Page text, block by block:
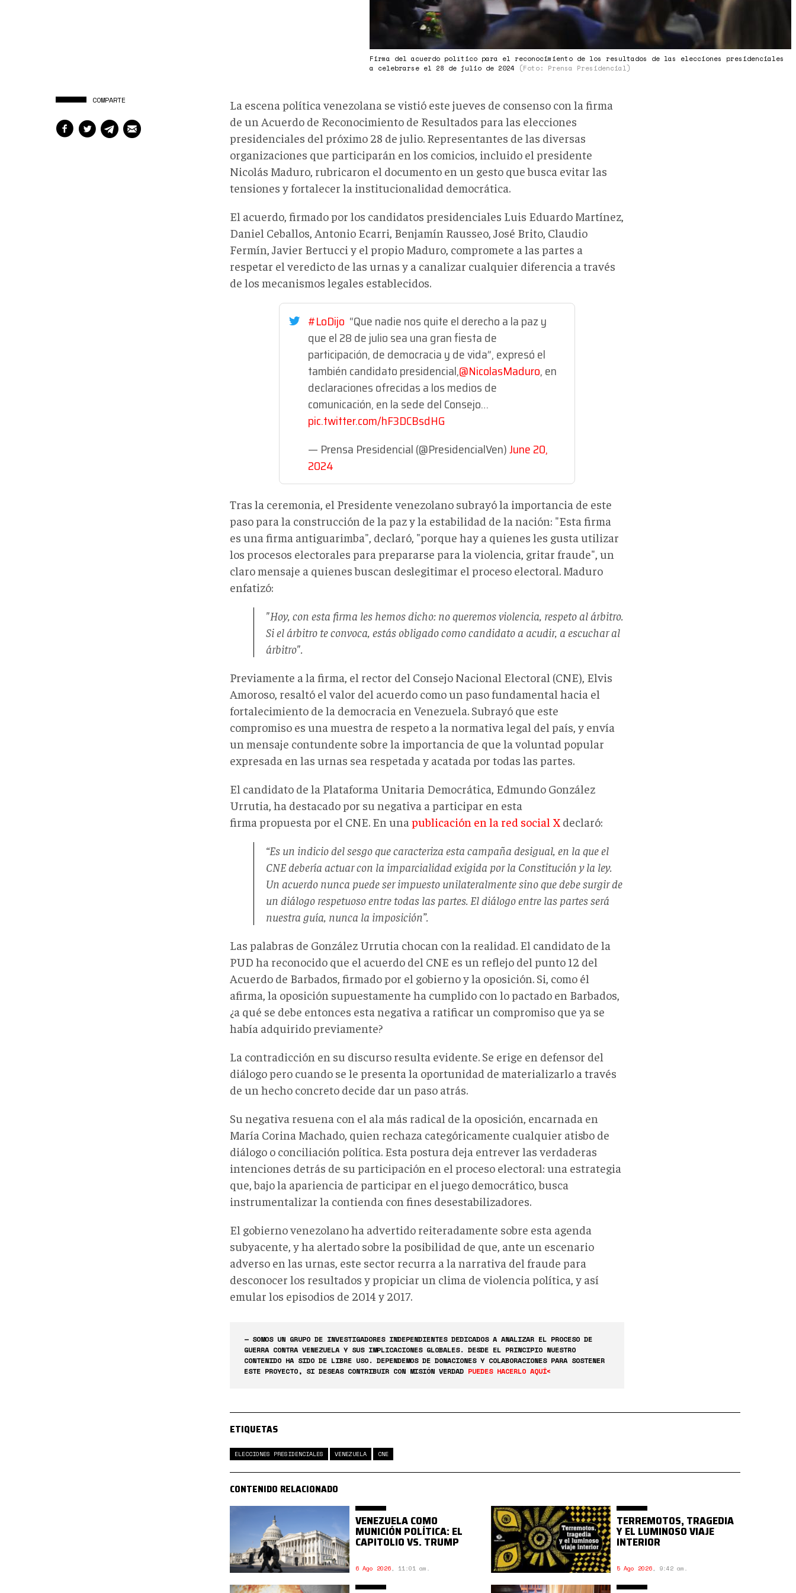
Firma del acuerdo político para el reconocimiento de los resultados de las elecciones presidenciales
a celebrarse el 28 de julio de 2024 (Foto: Prensa Presidencial)
COMPARTE
La escena política venezolana se vistió este jueves de consenso con la firma
de un Acuerdo de Reconocimiento de Resultados para las elecciones
presidenciales del próximo 28 de julio. Representantes de las diversas
organizaciones que participarán en los comicios, incluido el presidente
Nicolás Maduro, rubricaron el documento en un gesto que busca evitar las
tensiones y fortalecer la institucionalidad democrática.
El acuerdo, firmado por los candidatos presidenciales Luis Eduardo Martínez,
Daniel Ceballos, Antonio Ecarri, Benjamín Rausseo, José Brito, Claudio
Fermín, Javier Bertucci y el propio Maduro, compromete a las partes a
respetar el veredicto de las urnas y a canalizar cualquier diferencia a través
de los mecanismos legales establecidos.
#LoDijo “Que nadie nos quite el derecho a la paz y
que el 28 de julio sea una gran fiesta de
participación, de democracia y de vida”, expresó el
también candidato presidencial,@NicolasMaduro, en
declaraciones ofrecidas a los medios de
comunicación, en la sede del Consejo…
pic.twitter.com/hF3DCBsdHG
— Prensa Presidencial (@PresidencialVen)June 20,
2024
Tras la ceremonia, el Presidente venezolano subrayó la importancia de este
paso para la construcción de la paz y la estabilidad de la nación: "Esta firma
es una firma antiguarimba", declaró, "porque hay a quienes les gusta utilizar
los procesos electorales para prepararse para la violencia, gritar fraude", un
claro mensaje a quienes buscan deslegitimar el proceso electoral. Maduro
enfatizó:
"Hoy, con esta firma les hemos dicho: no queremos violencia, respeto al árbitro.
Si el árbitro te convoca, estás obligado como candidato a acudir, a escuchar al
árbitro".
Previamente a la firma, el rector del Consejo Nacional Electoral (CNE), Elvis
Amoroso, resaltó el valor del acuerdo como un paso fundamental hacia el
fortalecimiento de la democracia en Venezuela. Subrayó que este
compromiso es una muestra de respeto a la normativa legal del país, y envía
un mensaje contundente sobre la importancia de que la voluntad popular
expresada en las urnas sea respetada y acatada por todas las partes.
El candidato de la Plataforma Unitaria Democrática, Edmundo González
Urrutia, ha destacado por su negativa a participar en esta
firma propuesta por el CNE. En una publicación en la red social X declaró:
“Es un indicio del sesgo que caracteriza esta campaña desigual, en la que el
CNE debería actuar con la imparcialidad exigida por la Constitución y la ley.
Un acuerdo nunca puede ser impuesto unilateralmente sino que debe surgir de
un diálogo respetuoso entre todas las partes. El diálogo entre las partes será
nuestra guía, nunca la imposición”.
Las palabras de González Urrutia chocan con la realidad. El candidato de la
PUD ha reconocido que el acuerdo del CNE es un reflejo del punto 12 del
Acuerdo de Barbados, firmado por el gobierno y la oposición. Si, como él
afirma, la oposición supuestamente ha cumplido con lo pactado en Barbados,
¿a qué se debe entonces esta negativa a ratificar un compromiso que ya se
había adquirido previamente?
La contradicción en su discurso resulta evidente. Se erige en defensor del
diálogo pero cuando se le presenta la oportunidad de materializarlo a través
de un hecho concreto decide dar un paso atrás.
Su negativa resuena con el ala más radical de la oposición, encarnada en
María Corina Machado, quien rechaza categóricamente cualquier atisbo de
diálogo o conciliación política. Esta postura deja entrever las verdaderas
intenciones detrás de su participación en el proceso electoral: una estrategia
que, bajo la apariencia de participar en el juego democrático, busca
instrumentalizar la contienda con fines desestabilizadores.
El gobierno venezolano ha advertido reiteradamente sobre esta agenda
subyacente, y ha alertado sobre la posibilidad de que, ante un escenario
adverso en las urnas, este sector recurra a la narrativa del fraude para
desconocer los resultados y propiciar un clima de violencia política, y así
emular los episodios de 2014 y 2017.
— SOMOS UN GRUPO DE INVESTIGADORES INDEPENDIENTES DEDICADOS A ANALIZAR EL PROCESO DE
GUERRA CONTRA VENEZUELA Y SUS IMPLICACIONES GLOBALES. DESDE EL PRINCIPIO NUESTRO
CONTENIDO HA SIDO DE LIBRE USO. DEPENDEMOS DE DONACIONES Y COLABORACIONES PARA SOSTENER
ESTE PROYECTO, SI DESEAS CONTRIBUIR CON MISIÓN VERDAD PUEDES HACERLO AQUÍ<
ETIQUETAS
ELECCIONES PRESIDENCIALES VENEZUELA CNE
CONTENIDO RELACIONADO
VENEZUELA COMO
MUNICIÓN POLÍTICA: EL
CAPITOLIO VS. TRUMP
6 Ago 2026, 11:01 am.
TERREMOTOS, TRAGEDIA
Y EL LUMINOSO VIAJE
INTERIOR
5 Ago 2026, 9:42 am.